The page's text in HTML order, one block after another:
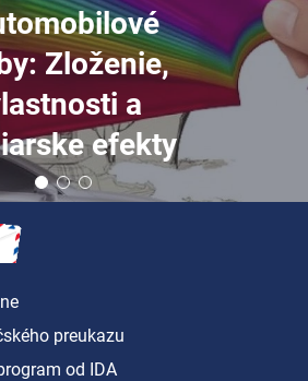
Zloženie,
a
efekty
preukazu
od IDA